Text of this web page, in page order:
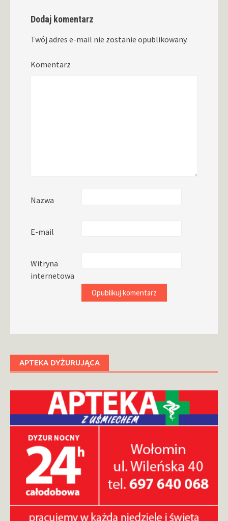
Dodaj komentarz
Twój adres e-mail nie zostanie opublikowany.
Komentarz
Nazwa
E-mail
Witryna
internetowa
APTEKA DYŻURUJĄCA